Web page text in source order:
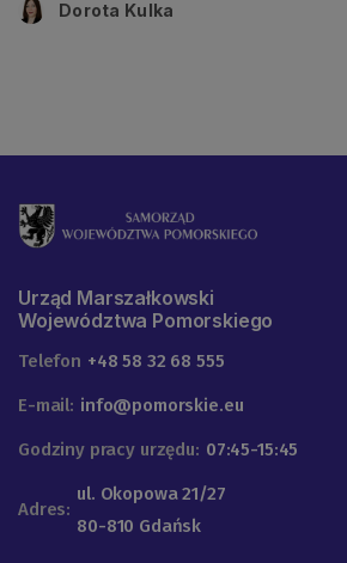
Dorota Kulka
Urząd Marszałkowski
Województwa Pomorskiego
Telefon +48 58 32 68 555
E-mail: info@pomorskie.eu
Godziny pracy urzędu: 07:45-15:45
Adres:
ul. Okopowa 21/27
80-810 Gdańsk